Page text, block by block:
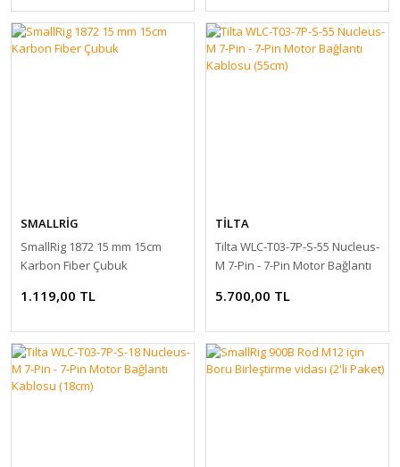
SMALLRİG
SmallRig 1872 15 mm 15cm
Karbon Fiber Çubuk
1.119,00 TL
TİLTA
Tilta WLC-T03-7P-S-55 Nucleus-
M 7-Pin - 7-Pin Motor Bağlantı
5.700,00 TL